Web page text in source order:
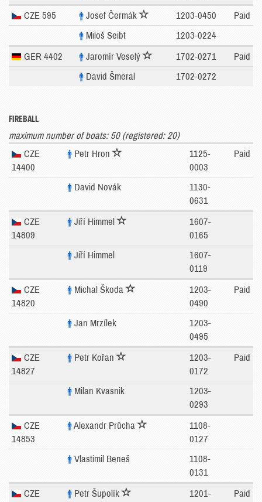
CZE 595 Josef Čermák 1203-0450
Paid
Miloš Seibt
1203-0224
GER 4402 Jaromír Veselý 1702-0271
Paid
David Šmeral
1702-0272
FIREBALL
maximum number of boats: 50 (registered: 20)
CZE
14400
Petr Hron
1125-
0003
Paid
David Novák
1130-
0631
CZE
14809
Jiří Himmel
1607-
0165
Jiří Himmel
1607-
0119
CZE
14820
Michal Škoda
1203-
0490
Paid
Jan Mrzílek
1203-
0495
CZE
14827
Petr Kořan
1203-
0172
Paid
Milan Kvasnik
1203-
0293
CZE
14853
Alexandr Průcha
1108-
0127
Vlastimil Beneš
1108-
0131
CZE Petr Šupolík 1201- Paid